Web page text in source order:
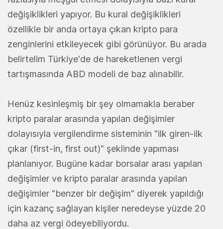
değişiklikleri yapıyor. Bu kural değişiklikleri
özellikle bir anda ortaya çıkan kripto para
zenginlerini etkileyecek gibi görünüyor. Bu arada
belirtelim Türkiye'de de hareketlenen vergi
tartışmasında ABD modeli de baz alınabilir.
Henüz kesinleşmiş bir şey olmamakla beraber
kripto paralar arasında yapılan değişimler
dolayısıyla vergilendirme sisteminin "ilk giren-ilk
çıkar (first-in, first out)" şeklinde yapıması
planlanıyor. Bugüne kadar borsalar arası yapılan
değişimler ve kripto paralar arasında yapılan
değişimler "benzer bir değişim" diyerek yapıldığı
için kazanç sağlayan kişiler neredeyse yüzde 20
daha az vergi ödeyebiliyordu.